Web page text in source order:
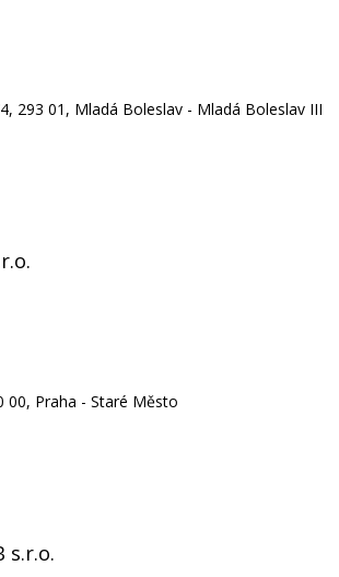
293 01, Mladá Boleslav - Mladá Boleslav III
00, Praha - Staré Město
s.r.o.